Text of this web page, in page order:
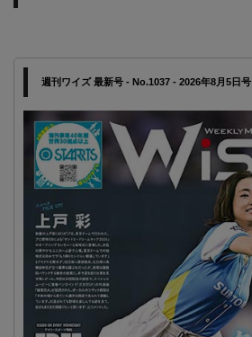
週刊ワイズ 最新号 - No.1037 - 2026年8月5日号